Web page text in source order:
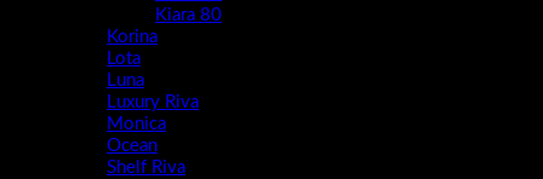
Kiara 80
Korina
Lota
Luna
Luxury Riva
Monica
Ocean
Shelf Riva